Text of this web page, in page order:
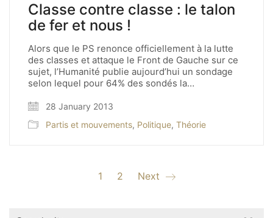
Classe contre classe : le talon
de fer et nous !
Alors que le PS renonce officiellement à la lutte
des classes et attaque le Front de Gauche sur ce
sujet, l’Humanité publie aujourd’hui un sondage
selon lequel pour 64% des sondés la…
28 January 2013
Partis et mouvements, Politique, Théorie
1 2 Next